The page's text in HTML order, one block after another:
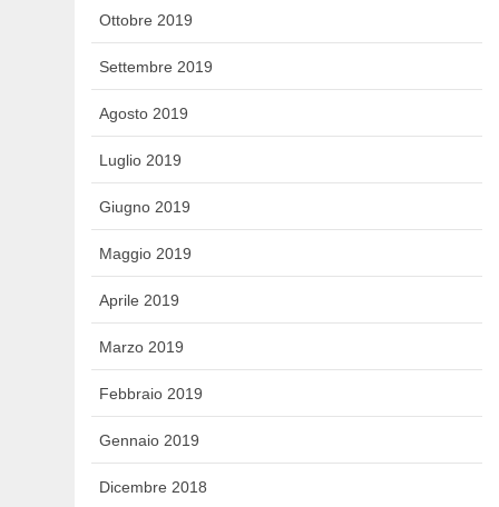
Ottobre 2019
Settembre 2019
Agosto 2019
Luglio 2019
Giugno 2019
Maggio 2019
Aprile 2019
Marzo 2019
Febbraio 2019
Gennaio 2019
Dicembre 2018